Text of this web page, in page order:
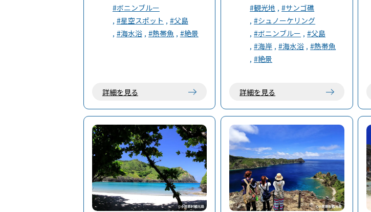
すすめ。#ボニンブルー
#星空スポット
#父島
#海水浴
#熱帯魚 #絶景
詳細を見る
ワー、屋根付きの休憩所がある。
#観光地
#サンゴ礁
#シュノーケリング
#ボニンブルー
#父島
#海岸
#海水浴
#熱帯魚
#絶景
詳細を見る